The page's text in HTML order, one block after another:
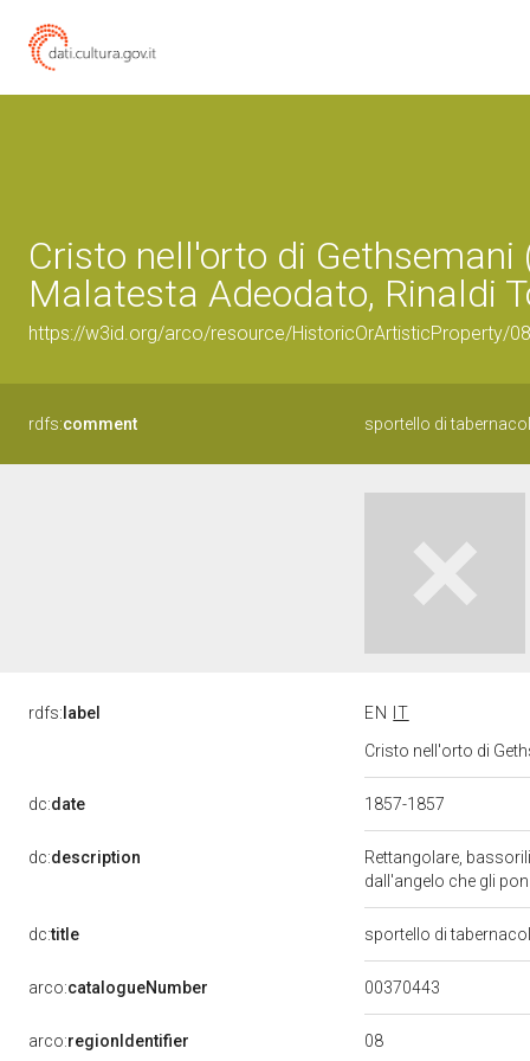
Cristo nell'orto di
Malatesta Adeodato, Rinaldi
https://w3id.org/arco/resource/HistoricOrArtisticProperty/
rdfs:comment sportello di
rdfs: label EN
IT
Cristo nell'orto di
dc:date 1857-1857
dc:description
Rettangolare,
dall'angelo che gli
dc:title sportello di
arco:catalogueNumber 00370443
arco:regionIdentifier 08